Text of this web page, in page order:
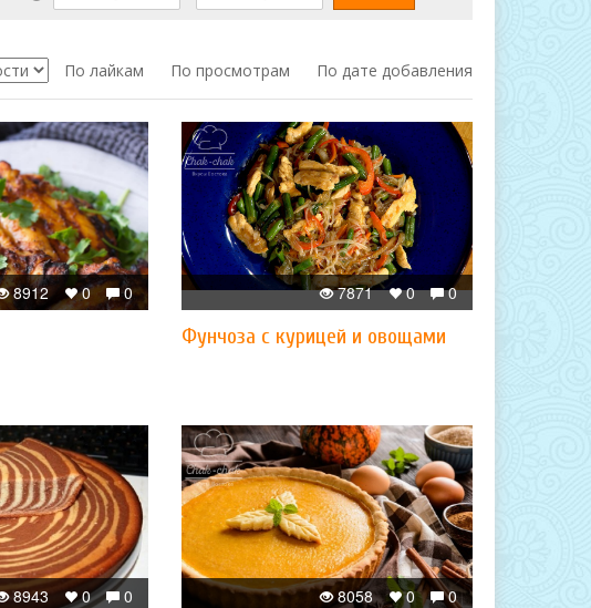
По лайкам По просмотрам По дате добавления
0
0
8912 0
0
7871
Фунчоза с курицей и овощами
0
0
8943 0
0
8058